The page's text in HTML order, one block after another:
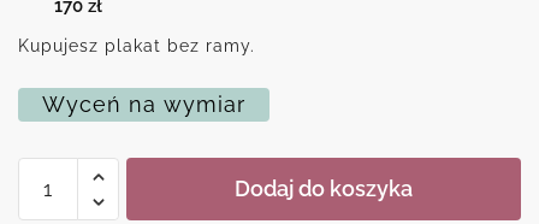
170 zł
Kupujesz plakat bez ramy.
Wyceń na wymiar
Dekoracja
Dodaj do koszyka